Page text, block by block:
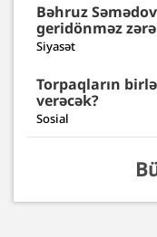
Bəhruz
geridönməz
Siyasət
Torpaqların
verəcək?
Sosial